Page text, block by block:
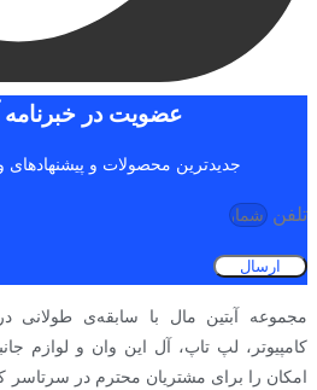
عضویت در خبرنامه
جدیدترین محصولات و پیشنهادهای
تلفن
ارسال
مجموعه آبتین مال با سابقه‌ی طولانی
کامپیوتر، لپ تاپ، آل این وان و لوازم
امکان را برای مشتریان محترم در سرتاسر